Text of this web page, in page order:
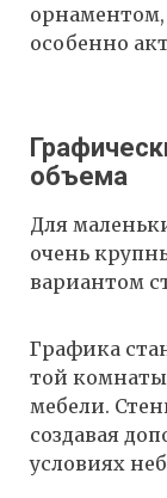
особенно
объема
Для
очень
вариантом
Графика
той
мебели.
создавая
условиях